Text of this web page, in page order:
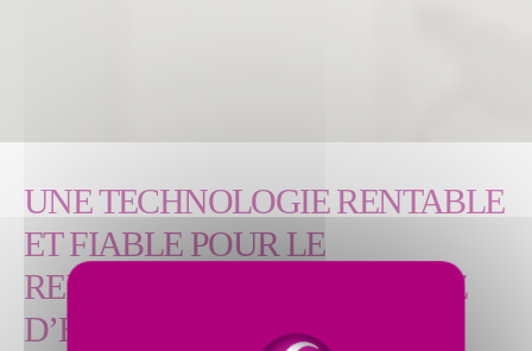
UNE TECHNOLOGIE RENTABLE
ET FIABLE POUR LE
REFROIDISSEMENT DES GAZ
D’ÉLECTROLYSE